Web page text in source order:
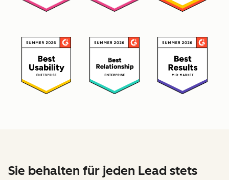
Sie behalten für jeden Lead stets